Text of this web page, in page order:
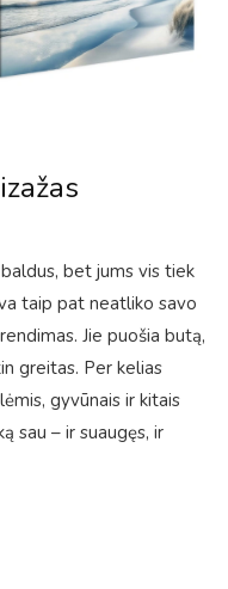
bet jums vis tiek
taip pat neatliko savo
Jie puošia butą,
greitas. Per kelias
gyvūnais ir kitais
sau – ir suaugęs, ir